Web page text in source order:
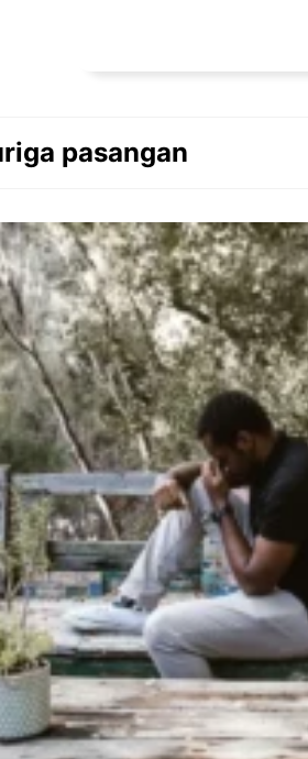
pasangan
besar di
Srimulat
merambah
& Vicky
Cuma Rp
Bandung –
tahun 2026, restoran
eat Kakkoii All You
Bandung
penawaran spesial ...
Sambut
Bandung
You Can Eat
145.000